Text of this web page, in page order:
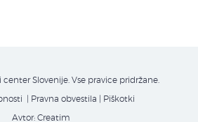
Slovenije. Vse pravice pridržane.
| Pravna obvestila Piškotki
Avtor: Creatim